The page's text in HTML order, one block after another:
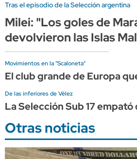
Tras el episodio de la Selección argentina
Milei: "Los goles de
devolvieron las Islas
Movimientos en la "Scaloneta"
El club grande de Europa
De las inferiores de Vélez
La Selección Sub 17
Otras noticias